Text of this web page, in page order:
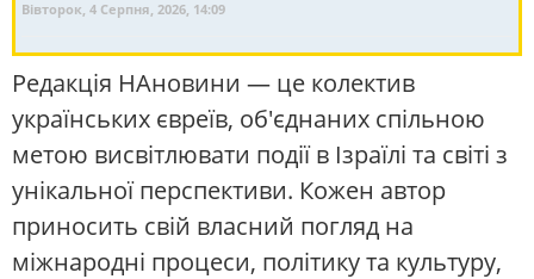
Вівторок, 4 Серпня, 2026, 14:09
Редакція НАновини — це колектив
українських євреїв, об'єднаних спільною
метою висвітлювати події в Ізраїлі та світі з
унікальної перспективи. Кожен автор
приносить свій власний погляд на
міжнародні процеси, політику та культуру,